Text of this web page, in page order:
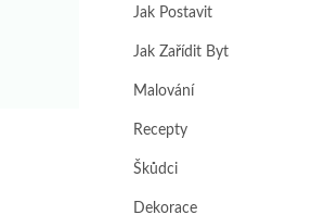
Jak Postavit
Jak Zařídit Byt
Malování
Recepty
Škůdci
Dekorace